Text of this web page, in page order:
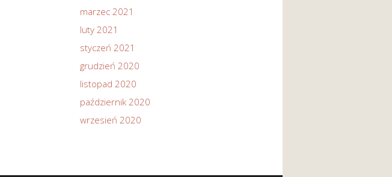
marzec 2021
luty 2021
styczeń 2021
grudzień 2020
listopad 2020
październik 2020
wrzesień 2020